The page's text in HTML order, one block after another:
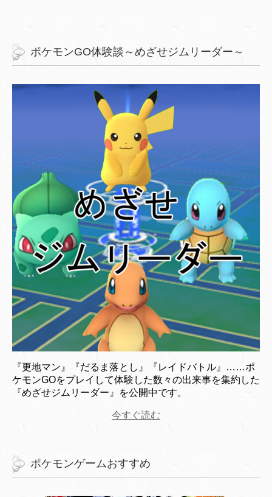
ポケモンGO体験談～めざせジムリーダー～
『更地マン』『だるま落とし』『レイドバトル』……ポ
ケモンGOをプレイして体験した数々の出来事を集約した
『めざせジムリーダー』を公開中です。
今すぐ読む
ポケモンゲームおすすめ